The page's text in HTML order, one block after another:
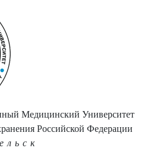
Медицинский Университет
Российской Федерации